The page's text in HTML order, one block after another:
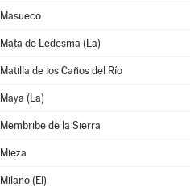
Masueco
Mata de Ledesma (La)
Matilla de los Caños del Río
Maya (La)
Membribe de la Sierra
Mieza
Milano (El)